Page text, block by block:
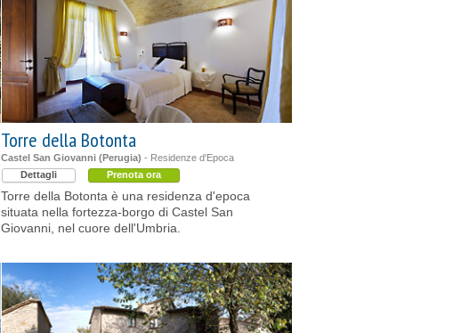
Torre della Botonta
Castel San Giovanni (Perugia) - Residenze d'Epoca
Dettagli
Prenota ora
Torre della Botonta è una residenza d'epoca
situata nella fortezza-borgo di Castel San
Giovanni, nel cuore dell'Umbria.